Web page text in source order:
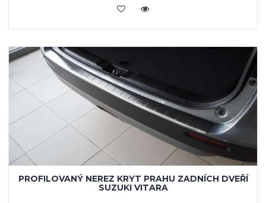
KOUPIT
PROFILOVANÝ NEREZ KRYT PRAHU ZADNÍCH DVEŘÍ
SUZUKI VITARA